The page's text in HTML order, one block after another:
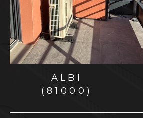
région Occitanie, L'Avenue agence
Immobilière du Grand Albigeois
le savoir-faire et l'expertise de ses
immobiliers.
immobilière à Albi
réputation ? Vous désirez vendre
propriété rapidement à Albi et ses
(81000)